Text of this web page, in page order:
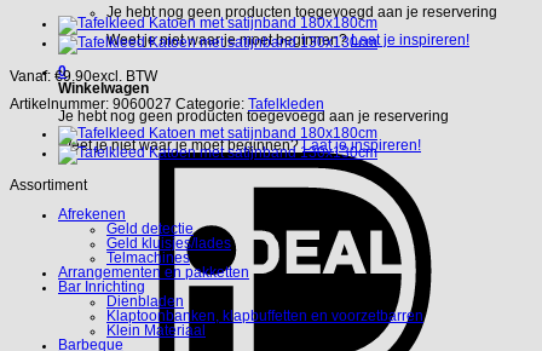
Je hebt nog geen producten toegevoegd aan je reservering
Weet je niet waar je moet beginnen?Laat je inspireren!
0
Winkelwagen
Je hebt nog geen producten toegevoegd aan je reservering
Weet je niet waar je moet beginnen?Laat je inspireren!
Vanaf: €9.90excl. BTW
Artikelnummer: 9060027 Categorie: Tafelkleden
Assortiment
Afrekenen
Geld detectie
Geld kluisjes/lades
Telmachines
Arrangementen en pakketten
Bar Inrichting
Dienbladen
Klaptoonbanken, klapbuffetten en voorzetbarren
Klein Materiaal
Barbeque